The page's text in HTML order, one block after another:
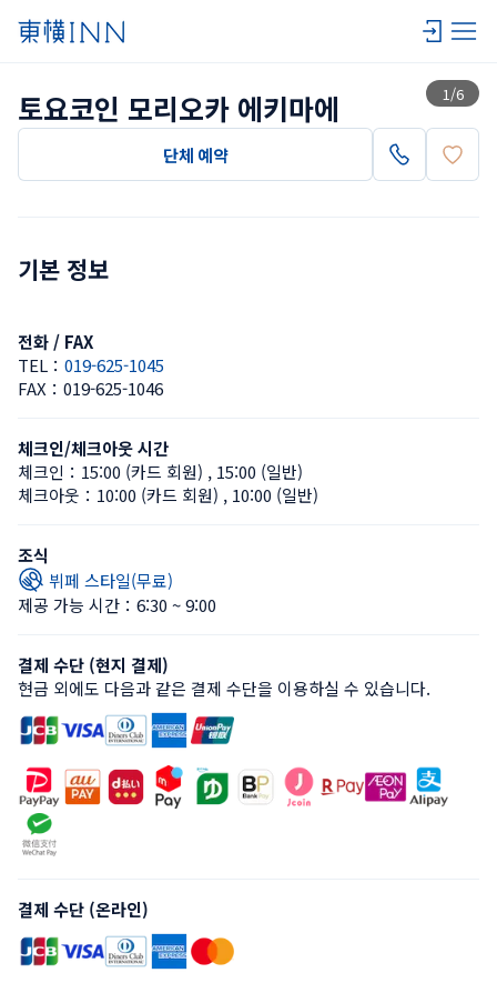
1 /6
목록 보기
토요코인 모리오카 에키마에
단체 예약
기본 정보
전화 / FAX
TEL： 019-625-1045
FAX： 019-625-1046
체크인/체크아웃 시간
체크인： 15:00 (카드 회원) , 15:00 (일반)
체크아웃： 10:00 (카드 회원) , 10:00 (일반)
조식
뷔페 스타일(무료)
제공 가능 시간：6:30 ~ 9:00
결제 수단 (현지 결제)
현금 외에도 다음과 같은 결제 수단을 이용하실 수 있습니다.
결제 수단 (온라인)